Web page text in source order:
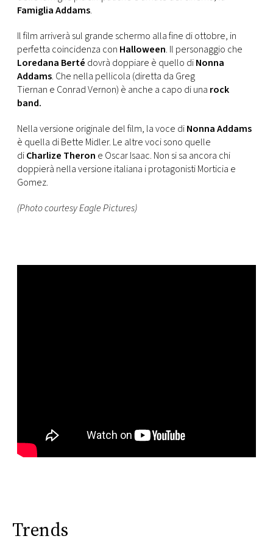
CONSIGLIA
Famiglia Addams.
Il film arriverà sul grande schermo alla fine di ottobre, in
perfetta coincidenza con Halloween. Il personaggio che
Loredana Berté dovrà doppiare è quello diNonna
Addams. Che nella pellicola (diretta da Greg
Tiernan e Conrad Vernon) è anche a capo di una rock
band.
Nella versione originale del film, la voce diNonna Addams
è quella di Bette Midler. Le altre voci sono quelle
diCharlize Theron e Oscar Isaac. Non si sa ancora chi
doppierà nella versione italiana i protagonisti Morticia e
Gomez.
(Photo courtesy Eagle Pictures)
Trends